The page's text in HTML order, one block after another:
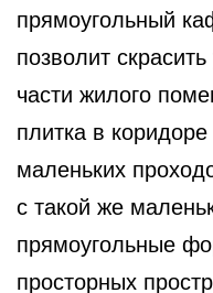
прямоугольный
позволит
части жилого
плитка в
маленьких
с такой же
прямоугольные
просторных